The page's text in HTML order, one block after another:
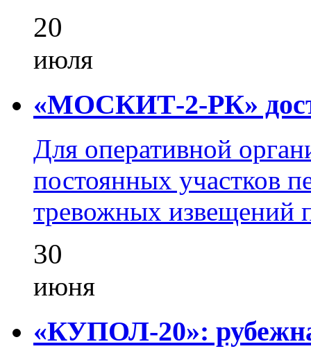
20
июля
«МОСКИТ-2-РК»
Для оперативной
постоянных участков
тревожных извещений
30
июня
«КУПОЛ-20»: